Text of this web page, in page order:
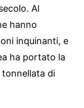
Al
hanno
inquinanti, e
ha portato la
tonnellata di